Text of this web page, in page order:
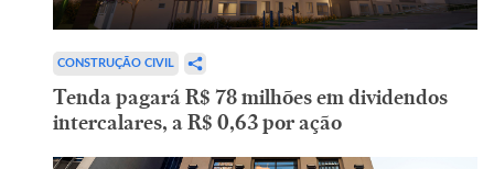
CONSTRUÇÃO CIVIL
Tenda pagará R$ 78 milhões em dividendos
intercalares, a R$ 0,63 por ação